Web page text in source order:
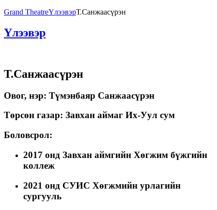
Grand TheatreҮлээвэрТ.Санжаасүрэн
Үлээвэр
Т.Санжаасүрэн
Овог, нэр: Түмэнбаяр Санжаасүрэн
Төрсөн газар: Завхан аймаг Их-Уул сум
Боловсрол:
2017 онд Завхан аймгийн Хөгжим бүжгийн
коллеж
2021 онд СУИС Хөгжмийн урлагийн
сургууль